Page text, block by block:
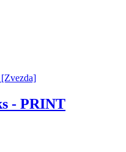
- PRINT